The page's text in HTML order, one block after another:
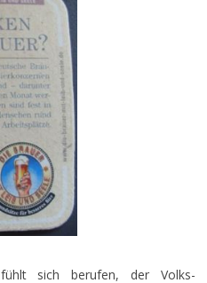
fühlt sich berufen, der Volks-